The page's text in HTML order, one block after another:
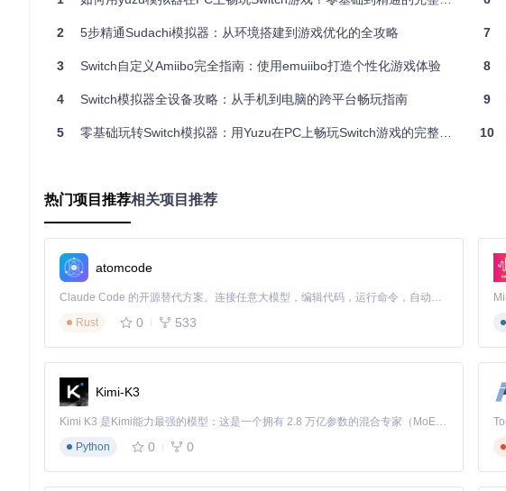
处理器：Intel i5-10代以上 / AMD Ryzen 5-4000系列
内存：8GB（建议扩展至16GB）
存储：256GB SSD（预留至少50GB空间）
：8000元以上游戏PC，追求4K/60fps体验
核心配置：
显卡：RTX3060/AMD RX6600以上
存储：1TB NVMe SSD
配置项
预算范围
4000-6000元 8000元以上
1.2 模拟器安装四步流程
目标：在本地环境成功部署Yuzu模拟器核心程序
准备：
稳定网络连接（下载约500MB安装包）
2 5步精通Sudachi模拟器：从环境搭建到游戏优化的全攻略
3 Switch自定义Amiibo完全指南：使用emuiibo打造个性化游戏体验
4 Switch模拟器全设备攻略：从手机到电脑的跨平台畅玩指南
5 零基础玩转Switch模拟器：用Yuzu在PC上畅玩Switch游戏的完整指南
7
8
9
10
热门项目推荐相关项目推荐
atomcode
Claude Code 的开源替代方案。连接任意大模型，编辑代码，运行命令，自动验证 — 全自动执行。用 Rust 构建，极致性能。 ｜ An open-source alternative to Claude Code. Connect any LLM, edit code, run commands, and verify changes — autonomously. Built in Rust for speed. Get Started
Rust
0 533
Kimi-K3
Kimi K3 是Kimi能力最强的模型：这是一个拥有 2.8 万亿参数的混合专家（MoE）模型，具备原生视觉理解能力，并支持 100 万 token 的上下文窗口。
Python
0 0